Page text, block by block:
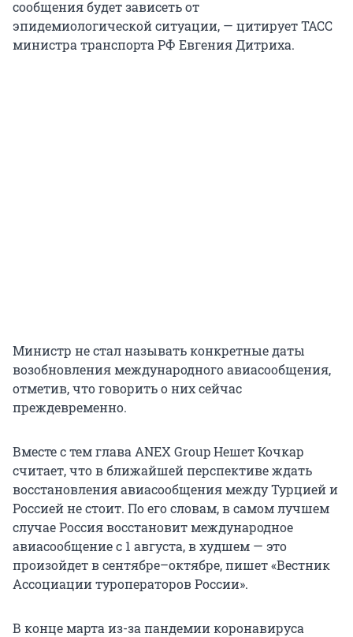
сообщения будет зависеть от
эпидемиологической ситуации, — цитирует ТАСС
министра транспорта РФ Евгения Дитриха.
Министр не стал называть конкретные даты
возобновления международного авиасообщения,
отметив, что говорить о них сейчас
преждевременно.
Вместе с тем глава ANEX Group Нешет Кочкар
считает, что в ближайшей перспективе ждать
восстановления авиасообщения между Турцией и
Россией не стоит. По его словам, в самом лучшем
случае Россия восстановит международное
авиасообщение с 1 августа, в худшем — это
произойдет в сентябре–октябре, пишет «Вестник
Ассоциации туроператоров России».
В конце марта из-за пандемии коронавируса